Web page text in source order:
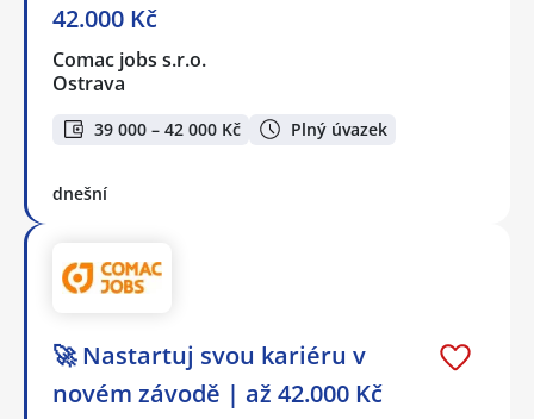
42.000 Kč
Comac jobs s.r.o.
Ostrava
39 000 – 42 000 Kč Plný úvazek
dnešní
🚀 Nastartuj svou kariéru v
novém závodě | až 42.000 Kč